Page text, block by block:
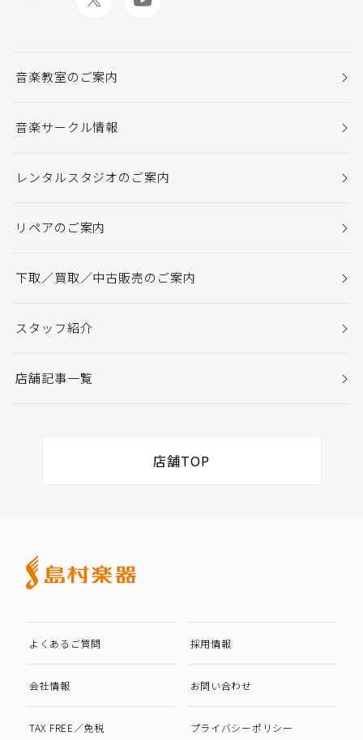
音楽教室のご案内
音楽サークル情報
レンタルスタジオのご案内
リペアのご案内
下取／買取／中古販売のご案内
スタッフ紹介
店舗記事一覧
店舗TOP
よくあるご質問 採用情報
会社情報 お問い合わせ
TAX FREE／免税 プライバシーポリシー